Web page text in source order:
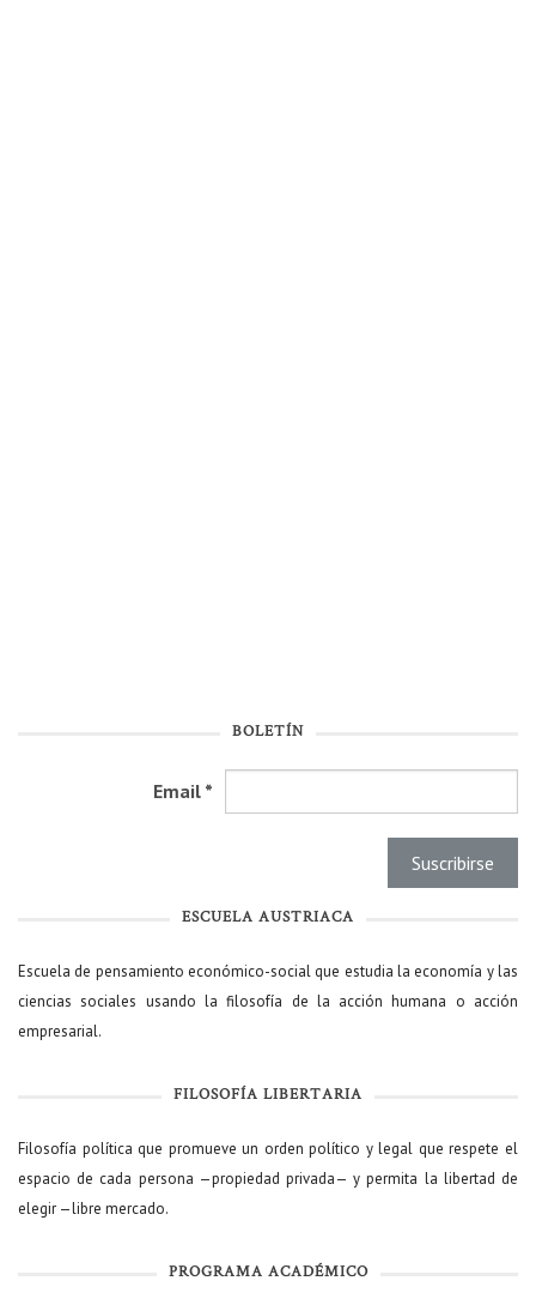
BOLETÍN
Email *
ESCUELA AUSTRIACA
Escuela de pensamiento económico-social que estudia la economía y las
ciencias sociales usando la filosofía de la acción humana o acción
empresarial.
FILOSOFÍA LIBERTARIA
Filosofía política que promueve un orden político y legal que respete el
espacio de cada persona —propiedad privada— y permita la libertad de
elegir —libre mercado.
PROGRAMA ACADÉMICO